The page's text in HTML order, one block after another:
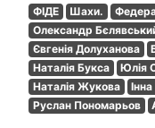
ФІДЕ Шахи.
Олександр
Євгенія Долуханова
Наталія Букса
Юлія
Наталія Жукова
Руслан Пономарьов